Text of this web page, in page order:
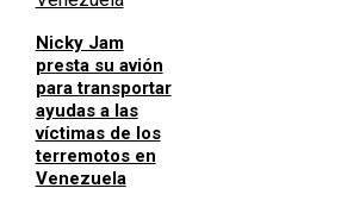
Nicky Jam
presta su avión
para transportar
ayudas a las
víctimas de los
terremotos en
Venezuela